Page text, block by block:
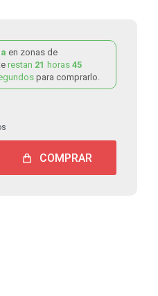
en zonas de
restan 21 horas 45
para comprarlo.
COMPRAR